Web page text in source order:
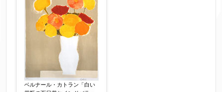
ールが受信されない場合は、送信が完了していな
いか、アドレス間違え、迷惑メールフィルター等
により弊社からのお返事も受信できない場合がご
ざいますので、お電話(
合わせください。
電話番号 【必須】
ベルナール・カトラン「白い